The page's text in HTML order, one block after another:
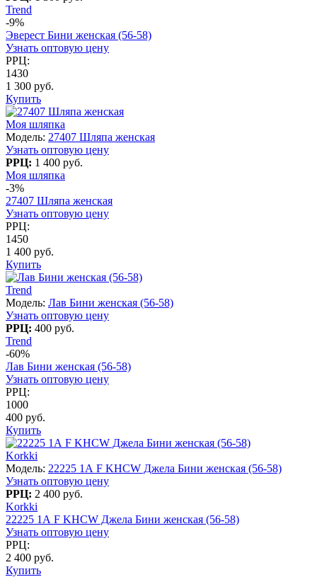
Trend
-9%
Эверест Бини женская (56-58)
Узнать оптовую цену
РРЦ:
1430
1 300 руб.
Купить
Моя шляпка
Модель: 27407 Шляпа женская
Узнать оптовую цену
РРЦ: 1 400 руб.
Моя шляпка
-3%
27407 Шляпа женская
Узнать оптовую цену
РРЦ:
1450
1 400 руб.
Купить
Trend
Модель: Лав Бини женская (56-58)
Узнать оптовую цену
РРЦ: 400 руб.
Trend
-60%
Лав Бини женская (56-58)
Узнать оптовую цену
РРЦ:
1000
400 руб.
Купить
Korkki
Модель: 22225 1А F KHCW Джела Бини женская (56-58)
Узнать оптовую цену
РРЦ: 2 400 руб.
Korkki
22225 1А F KHCW Джела Бини женская (56-58)
Узнать оптовую цену
РРЦ:
2 400 руб.
Купить